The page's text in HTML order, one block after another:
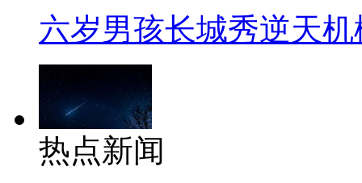
六岁男孩长城秀逆天机
热点新闻